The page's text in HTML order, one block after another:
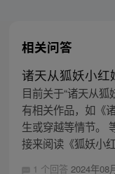
相关问答
诸天从狐妖小红
目前关于“诸天从
有相关作品，如《
生或穿越等情节。
接来阅读《狐妖小
1 个回答 2024年08